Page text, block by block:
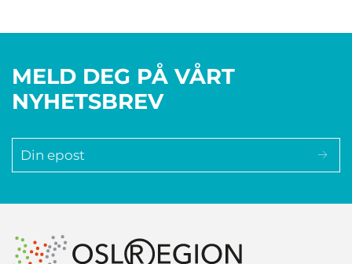
MELD DEG PÅ VÅRT
NYHETSBREV